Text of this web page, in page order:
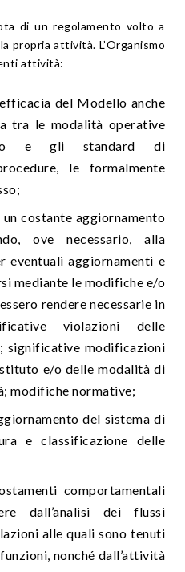
di un regolamento volto a
propria attività. L’Organismo
attività:
del Modello anche
tra le modalità operative
e gli standard di
le formalmente
costante aggiornamento
ove necessario, alla
eventuali aggiornamenti e
mediante le modifiche e/o
rendere necessarie in
violazioni delle
significative modificazioni
e/o delle modalità di
modifiche normative;
del sistema di
e classificazione delle
comportamentali
dall’analisi dei flussi
alle quali sono tenuti
nonché dall’attività